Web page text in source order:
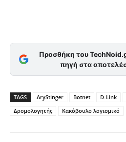
Προσθήκη του
πηγή στα
TAGS AryStinger Botnet D-Link
Δρομολογητής
Κακόβουλο λογισμικό